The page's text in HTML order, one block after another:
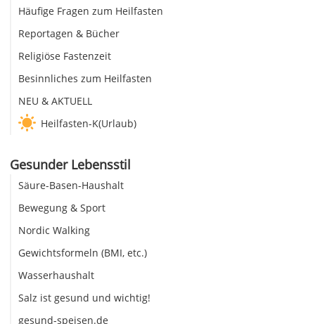
Häufige Fragen zum Heilfasten
Reportagen & Bücher
Religiöse Fastenzeit
Besinnliches zum Heilfasten
NEU & AKTUELL
Heilfasten-K(Urlaub)
Gesunder Lebensstil
Säure-Basen-Haushalt
Bewegung & Sport
Nordic Walking
Gewichtsformeln (BMI, etc.)
Wasserhaushalt
Salz ist gesund und wichtig!
gesund-speisen.de